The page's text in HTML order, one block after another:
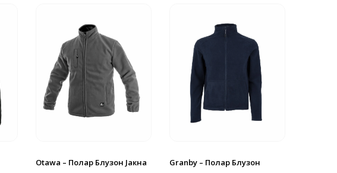
Otawa – Полар Блузон Јакна Granby – Полар Блузон